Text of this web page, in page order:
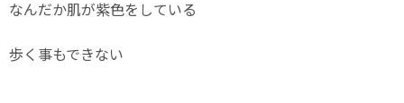
なんだか肌が紫色をしている
歩く事もできない